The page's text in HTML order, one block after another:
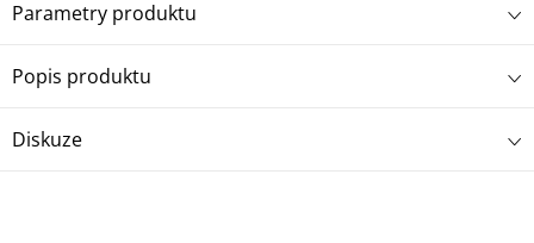
Popis produktu
Parametry produktu
Diskuze